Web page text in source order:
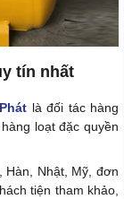
tín nhất
là đối tác hàng
loạt đặc quyền
Nhật, Mỹ, đơn
tiện tham khảo,